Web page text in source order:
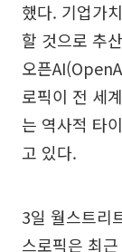
했다. 기업가
할 것으로 추
오픈
로픽이 전 세
는 역사적 타
고 있다.
3일 월스트리
스로픽은 최